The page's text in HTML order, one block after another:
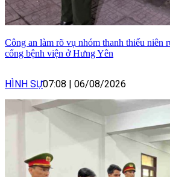
Công an làm rõ vụ nhóm thanh thiếu niên
cổng bệnh viện ở Hưng Yên
HÌNH SỰ07:08 | 06/08/2026